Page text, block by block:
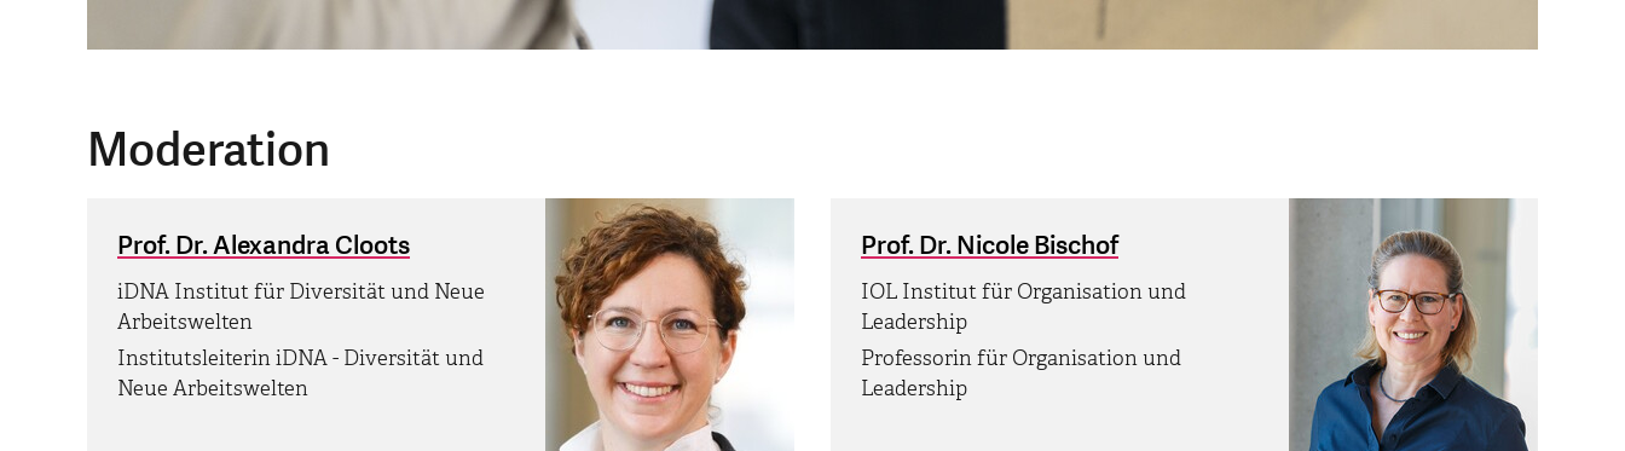
Moderation
Prof. Dr. Alexandra Cloots
iDNA Institut für Diversität und Neue
Arbeitswelten
Institutsleiterin iDNA - Diversität und
Neue Arbeitswelten
Prof. Dr. Nicole Bischof
IOL Institut für Organisation und
Leadership
Professorin für Organisation und
Leadership